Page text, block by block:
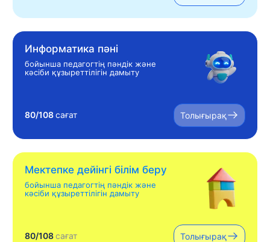
Информатика пәні
бойынша педагогтің пәндік және
кәсіби құзыреттілігін дамыту
80/108сағат Толығырақ
Мектепке дейінгі білім беру
бойынша педагогтің пәндік және
кәсіби құзыреттілігін дамыту
80/108сағат Толығырақ